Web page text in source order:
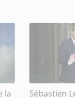
la Sébastien